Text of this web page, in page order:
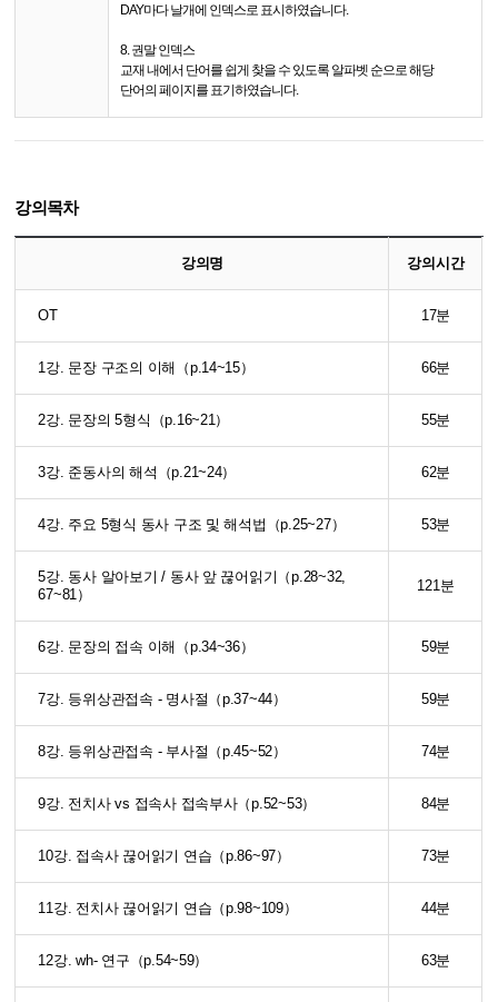
DAY마다 날개에 인덱스로 표시하였습니다.
8. 권말 인덱스
교재 내에서 단어를 쉽게 찾을 수 있도록 알파벳 순으로 해당
단어의 페이지를 표기하였습니다.
강의목차
강의명 강의시간
OT 17분
1강. 문장 구조의 이해（p.14~15） 66분
2강. 문장의 5형식（p.16~21） 55분
3강. 준동사의 해석（p.21~24） 62분
4강. 주요 5형식 동사 구조 및 해석법（p.25~27） 53분
5강. 동사 알아보기 / 동사 앞 끊어읽기（p.28~32,
67~81）
121분
6강. 문장의 접속 이해（p.34~36） 59분
7강. 등위상관접속 - 명사절（p.37~44） 59분
8강. 등위상관접속 - 부사절（p.45~52） 74분
9강. 전치사 vs 접속사 접속부사（p.52~53） 84분
10강. 접속사 끊어읽기 연습（p.86~97） 73분
11강. 전치사 끊어읽기 연습（p.98~109） 44분
12강. wh- 연구（p.54~59） 63분